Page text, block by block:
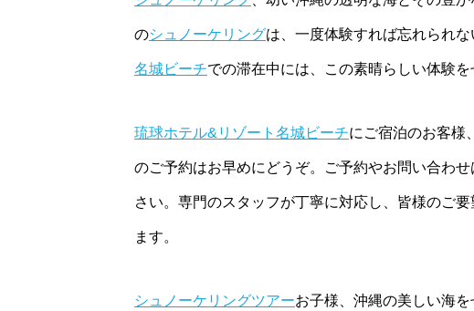
のシュノーケリングは、一度体験すれば忘れられ
名城ビーチでの滞在中には、この素晴らしい体験を
琉球ホテル&リゾート名城ビーチにご宿泊のお客様
のご予約はお早めにどうぞ。ご予約やお問い合わ
さい。専門のスタッフが丁寧に対応し、皆様のご
ます。
シュノーケリングツアーお子様、沖縄の美しい海